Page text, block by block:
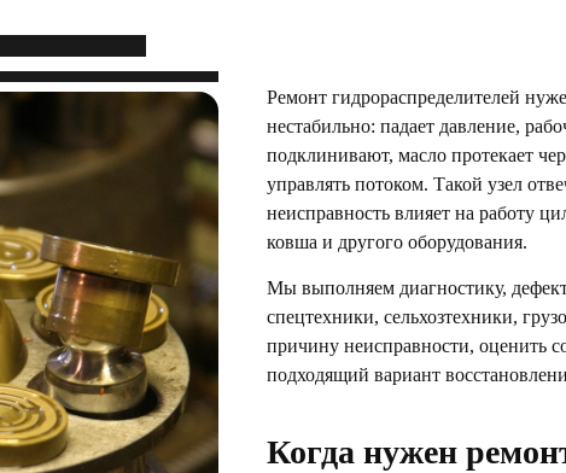
Ремонт гидрораспределителей
нестабильно: падает давление,
подклинивают, масло протекает
управлять потоком. Такой узел
неисправность влияет на работу
ковша и другого оборудования.
Мы выполняем диагностику,
спецтехники, сельхозтехники,
причину неисправности, оценить
подходящий вариант
Когда нужен